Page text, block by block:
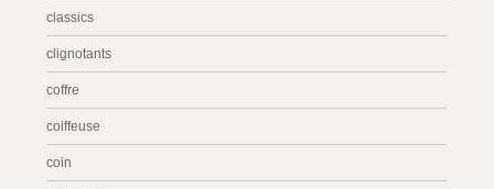
classics
clignotants
coffre
coiffeuse
coin